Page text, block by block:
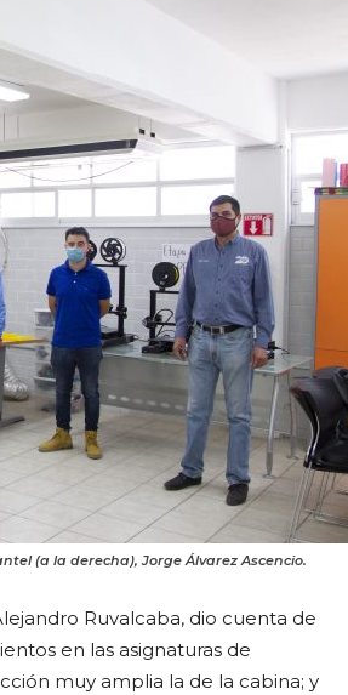
(a la derecha), Jorge Álvarez Ascencio.
Ruvalcaba, dio cuenta de
en las asignaturas de
muy amplia la de la cabina; y